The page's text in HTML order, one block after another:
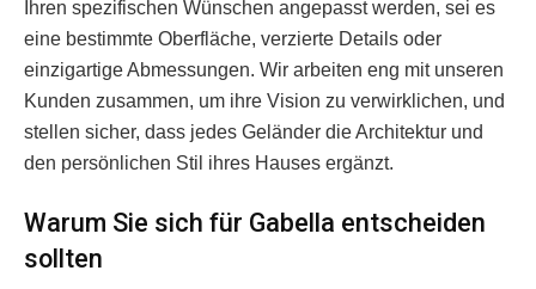
Ihren spezifischen Wünschen angepasst werden, sei es
eine bestimmte Oberfläche, verzierte Details oder
einzigartige Abmessungen. Wir arbeiten eng mit unseren
Kunden zusammen, um ihre Vision zu verwirklichen, und
stellen sicher, dass jedes Geländer die Architektur und
den persönlichen Stil ihres Hauses ergänzt.
Warum Sie sich für Gabella entscheiden
sollten